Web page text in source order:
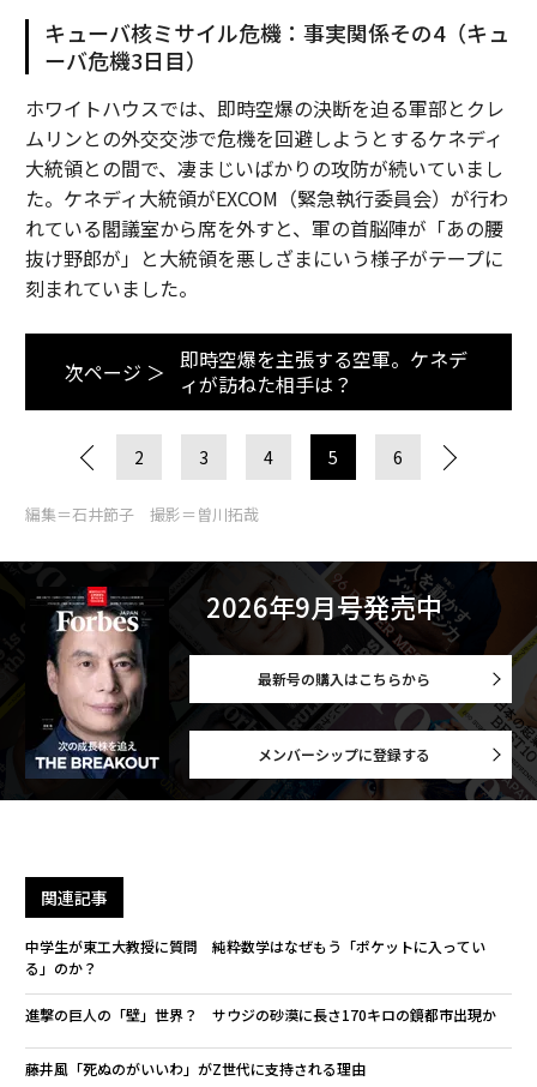
キューバ核ミサイル危機：事実関係その4（キュ
ーバ危機3日目）
ホワイトハウスでは、即時空爆の決断を迫る軍部とクレ
ムリンとの外交交渉で危機を回避しようとするケネディ
大統領との間で、凄まじいばかりの攻防が続いていまし
た。ケネディ大統領がEXCOM（緊急執行委員会）が行わ
れている閣議室から席を外すと、軍の首脳陣が「あの腰
抜け野郎が」と大統領を悪しざまにいう様子がテープに
刻まれていました。
次ページ ＞ 即時空爆を主張する空軍。ケネデ
ィが訪ねた相手は？
2 3 4 5 6
編集＝石井節子 撮影＝曽川拓哉
2026年9月号発売中
最新号の購入はこちらから
メンバーシップに登録する
関連記事
中学生が東工大教授に質問 純粋数学はなぜもう「ポケットに入ってい
る」のか？
進撃の巨人の「壁」世界？ サウジの砂漠に長さ170キロの鏡都市出現か
藤井風「死ぬのがいいわ」がZ世代に支持される理由